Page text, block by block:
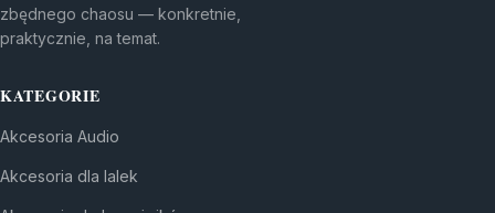
zbędnego chaosu — konkretnie,
praktycznie, na temat.
KATEGORIE
Akcesoria Audio
Akcesoria dla lalek